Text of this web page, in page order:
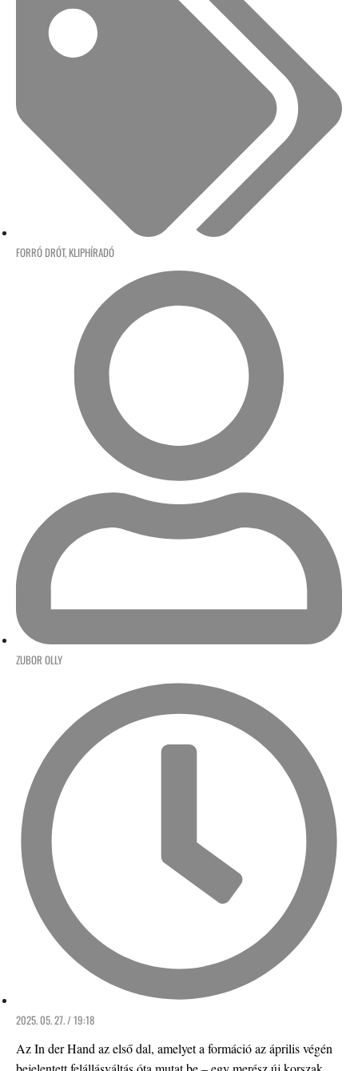
FORRÓ DRÓT, KLIPHÍRADÓ
ZUBOR OLLY
2025. 05. 27. / 19:18
Az In der Hand az első dal, amelyet a formáció az április végén